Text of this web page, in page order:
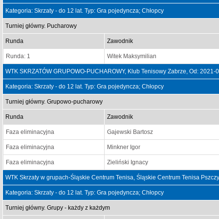
Kategoria: Skrzaty - do 12 lat. Typ: Gra pojedyncza; Chłopcy
Turniej główny. Pucharowy
Runda Zawodnik
Runda: 1 Witek Maksymilian
WTK SKRZATÓW GRUPOWO-PUCHAROWY, Klub Tenisowy Zabrze, Od:
Kategoria: Skrzaty - do 12 lat. Typ: Gra pojedyncza; Chłopcy
Turniej główny. Grupowo-pucharowy
Runda Zawodnik
Faza eliminacyjna Gajewski Bartosz
Faza eliminacyjna Minkner Igor
Faza eliminacyjna Zieliński Ignacy
WTK Skrzaty w grupach-Śląskie Centrum Tenisa, Śląskie Centrum Tenisa
Kategoria: Skrzaty - do 12 lat. Typ: Gra pojedyncza; Chłopcy
Turniej główny. Grupy - każdy z każdym